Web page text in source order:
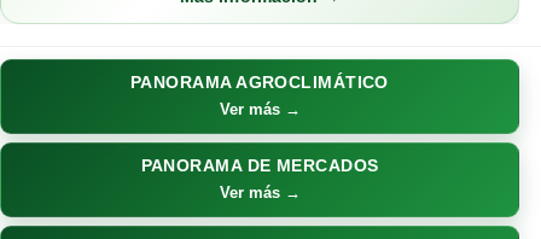
PANORAMA AGROCLIMÁTICO
Ver más →
PANORAMA DE MERCADOS
Ver más →